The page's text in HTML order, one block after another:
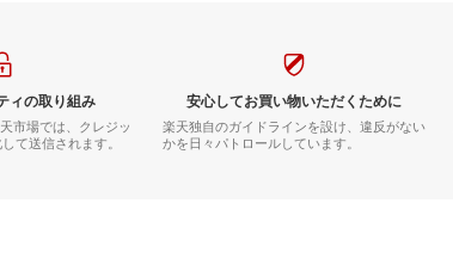
ィの取り組み
市場では、クレジッ
て送信されます。
安心してお買い物いただくために
楽天独自のガイドラインを設け、違反がない
かを日々パトロールしています。